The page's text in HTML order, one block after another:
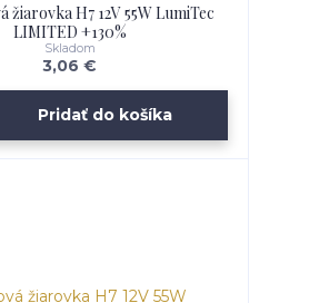
žiarovka H7 12V 55W LumiTec
LIMITED +130%
3,06 €
Skladom
Pridať do košíka